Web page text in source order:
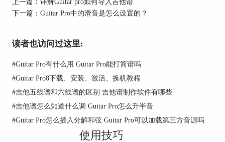
本章节关于插入音符的操作就简单介绍到这边，当
然，可能还会有更好的方法，如果大家有更好的建议，可
以一起沟通交流，需要了解更多资讯可以关注
中文网站，站内会不定时更新消息哦。
上一篇： 详解Guitar pro如何导入吉他谱
下一篇： Guitar Pro中的滑音是怎么设置的？
读者也访问过这里:
#Guitar Pro有什么用 Guitar Pro能打简谱吗
#Guitar Pro8下载、安装、激活、换机教程
#吉他五线谱和六线谱的区别 吉他谱制作软件有哪些
#吉他谱怎么知道什么调 Guitar Pro怎么升半音
#Guitar Pro怎么插入分解和弦 Guitar Pro可以加载第三方音源吗
使用技巧